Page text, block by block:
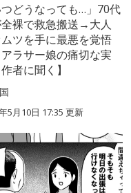
つどうなっても…」70代
裸で救急搬送→大人
ツを手に最悪を覚悟
ラサー娘の痛切な実
者に聞く】
5月10日 17:35 更新